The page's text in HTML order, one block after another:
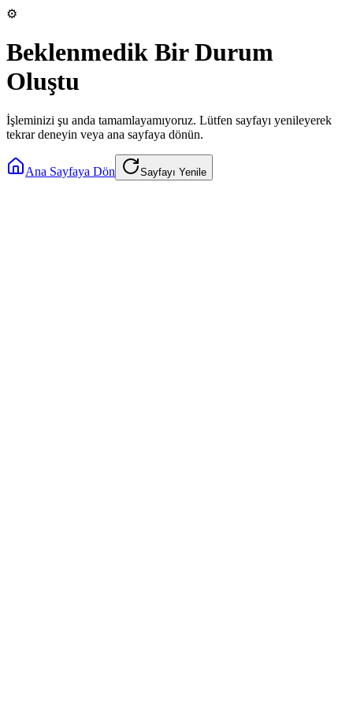
⚙️
Beklenmedik Bir Durum
Oluştu
İşleminizi şu anda tamamlayamıyoruz. Lütfen sayfayı yenileyerek
tekrar deneyin veya ana sayfaya dönün.
Ana Sayfaya Dön Sayfayı Yenile